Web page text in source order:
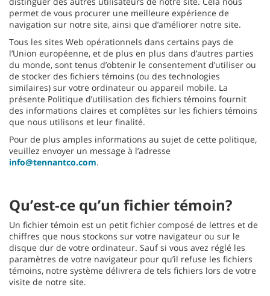
permet de vous procurer une meilleure expérience de
navigation sur notre site, ainsi que d’améliorer notre site.
Tous les sites Web opérationnels dans certains pays de
l’Union européenne, et de plus en plus dans d’autres parties
du monde, sont tenus d’obtenir le consentement d’utiliser ou
de stocker des fichiers témoins (ou des technologies
similaires) sur votre ordinateur ou appareil mobile. La
présente Politique d’utilisation des fichiers témoins fournit
des informations claires et complètes sur les fichiers témoins
que nous utilisons et leur finalité.
Pour de plus amples informations au sujet de cette politique,
veuillez envoyer un message à l’adresse
info@tennantco.com.
Qu’est-ce qu’un fichier témoin?
Un fichier témoin est un petit fichier composé de lettres et de
chiffres que nous stockons sur votre navigateur ou sur le
disque dur de votre ordinateur. Sauf si vous avez réglé les
paramètres de votre navigateur pour qu’il refuse les fichiers
témoins, notre système délivrera de tels fichiers lors de votre
visite de notre site.